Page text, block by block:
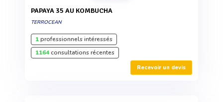
PAPAYA 35 AU KOMBUCHA
TERROCEAN
1professionnels intéressés
1164consultations récentes
Recevoir un devis